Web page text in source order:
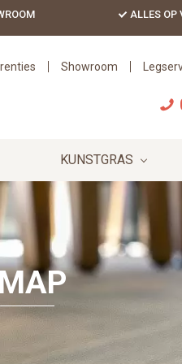
ALLES OP
Showroom
KUNSTGRAS